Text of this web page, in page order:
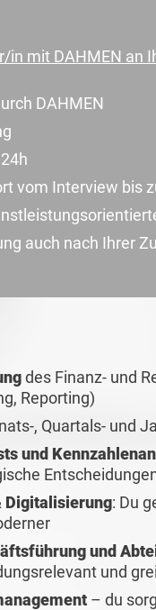
in mit DAHMEN an
DAHMEN
vom Interview bis
auch nach Ihrer
des Finanz- und
Reporting)
, Quartals- und
und
Digitalisierung: Du
und
und
– du